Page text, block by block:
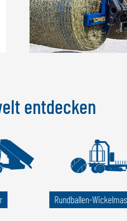
entdecken
Rund­ballen-